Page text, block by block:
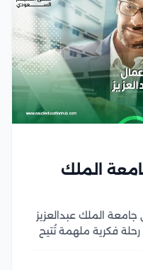
الملك
جامعة الملك عبدالعزيز
فكرية ملهمة تُتيح